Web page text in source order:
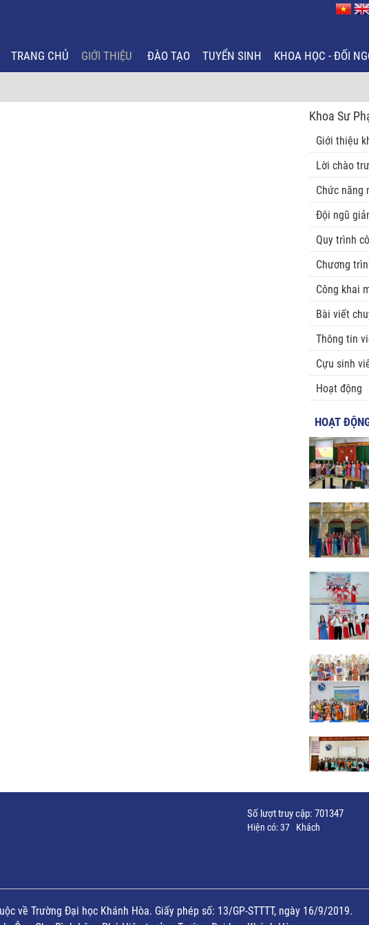
TRANG CHỦ GIỚI THIỆU ĐÀO TẠO TUYỂN SINH KHOA HỌC - ĐỐI
Khoa Sư
Giới thiệu
Lời chào
Chức năng
Đội ngũ
Quy trình
Chương
Công khai
Bài viết
Thông tin
Cựu sinh
Hoạt động
HOẠT
Số lượt truy cập: 701347
Hiện có:37 Khách
về Trường Đại học Khánh Hòa. Giấy phép số: 13/GP-STTTT, ngày 16/9/2019.